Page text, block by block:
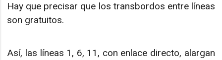
Hay que precisar que los transbordos entre líneas
son gratuitos.
Así, las líneas 1, 6, 11, con enlace directo, alargan